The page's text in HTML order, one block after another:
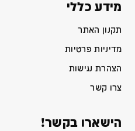
מידע כללי
תקנון האתר
מדיניות פרטיות
הצהרת נגישות
צרו קשר
הישארו בקשר!